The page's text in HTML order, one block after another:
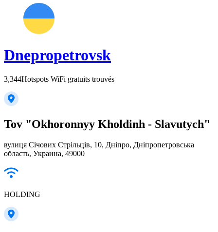
Dnepropetrovsk
3,344Hotspots WiFi gratuits trouvés
Tov "Okhoronnyy Kholdinh - Slavutych"
вулиця Січових Стрільців, 10, Дніпро, Дніпропетровська
область, Украина, 49000
HOLDING